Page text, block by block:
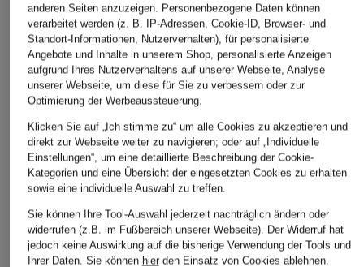
+Aktionsrabatt
paul green
89,99 €
Bestpreis:136 €
SEBAGO
Loafer JOE MODENA
280 €
CLAUDIE PIERLOT
Penny-Loafer
Bestpreis:295 €
anderen Seiten anzuzeigen. Personenbezogene Daten können
verarbeitet werden (z. B. IP-Adressen, Cookie-ID, Browser- und
Standort-Informationen, Nutzerverhalten), für personalisierte
Angebote und Inhalte in unserem Shop, personalisierte Anzeigen
aufgrund Ihres Nutzerverhaltens auf unserer Webseite, Analyse
unserer Webseite, um diese für Sie zu verbessern oder zur
Optimierung der Werbeaussteuerung.
Klicken Sie auf „Ich stimme zu“ um alle Cookies zu akzeptieren und
direkt zur Webseite weiter zu navigieren; oder auf „Individuelle
Einstellungen“, um eine detaillierte Beschreibung der Cookie-
Kategorien und eine Übersicht der eingesetzten Cookies zu erhalten
sowie eine individuelle Auswahl zu treffen.
Sie können Ihre Tool-Auswahl jederzeit nachträglich ändern oder
widerrufen (z.B. im Fußbereich unserer Webseite). Der Widerruf hat
jedoch keine Auswirkung auf die bisherige Verwendung der Tools und
Ihrer Daten. Sie können hierden Einsatz von Cookies ablehnen.